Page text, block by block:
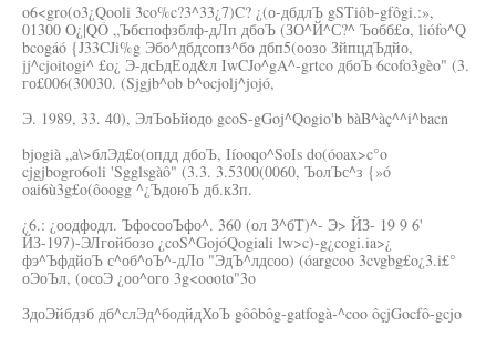
o6<gro(o3¿Qooli 3co%c?3^33¿7)C? ¿(о-дбдлЪ gSTiôb-gfôgi.:»,
01300 O¿|QÓ „Ъбспофзблф-дЛп дбоЪ (ЗО^Й^С?^ Ъобб£о, liófo^Q
bcogáó {J33CJi%g Эбо^дбдсопз^бо дбп5(оозо ЗйпцдЪдйо,
jj^cjoitogi^ £o¿ Э-дсЬдЕод&л IwCJo^gA^-grtco дбоЪ 6cofo3gèo" (3.
го£006(30030. (Sjgjb^ob b^ocjolj^jojó,
Э. 1989, 33. 40), ЭлЪоЬйодо gcoS-gGoj^Qogio'b bàB^àç^^i^bacn
bjogià „а\>блЭд£о(опдд дбоЪ, Iíooqo^SoIs do(óoax>c°o
cjgjbogro6oli 'Sgglsgàô" (3.3. 3.5300(0060, ЪолЪс^з {»ó
oai6ù3g£o(ôoogg ^¿ЪдоюЪ дб.кЗп.
¿6.: ¿оодфодл. ЪфосооЪфо^. 360 (ол З^бТ)^- Э> ЙЗ- 19 9 6'
ЙЗ-197)-ЭЛгойбозо ¿coS^GojóQogiali lw>c)-g¿cogi.ia>¿
фэ^ЪфдйоЪ с^об^оЪ^-дЛо "ЭдЪ^лдсоо) (óargcoo 3cvgbg£o¿3.i£°
оЭоЪл, (осоЭ ¿оо^ого 3g<oooto"3o
ЗдоЭйбдзб дб^слЭд^бодйдХоЪ gôôbôg-gatfogà-^coo ôçjGocfô-gcjo